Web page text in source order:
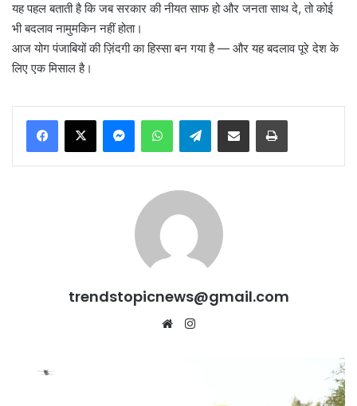
यह पहल बताती है कि जब सरकार की नीयत साफ हो और जनता साथ दे, तो कोई
भी बदलाव नामुमकिन नहीं होता।
आज योग पंजाबियों की ज़िंदगी का हिस्सा बन गया है — और यह बदलाव पूरे देश के
लिए एक मिसाल है।
MessengerWhatsAppTelegramShare via Email Print
trendstopicnews@gmail.com
Website